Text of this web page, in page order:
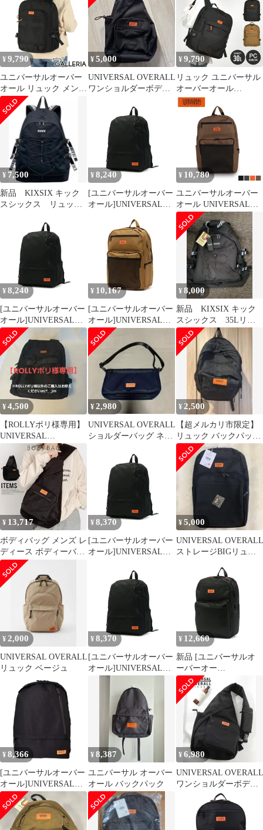
224 GREEN FR
ディース ブラック/グレ
ー/カーキ/ベージュ OS
VVUVO-003
¥ 9,790
ユニバーサルオーバー
オール リュック メンズ
レディース 大容量 通学
UNIVERSAL OVERALL
通勤 軽量 軽い 大きめ
A4 B4 PC カジュアル
アウトドア バックパッ
ク 30L 13.3inch TAPE
RUCKSACK UVO-206
¥5,000
UNIVERSAL OVERALL
ワンショルダーボディ
¥9,790
リュック ユニバーサル
オーバーオール
UNIVERSAL OVERALL
UVO-206 メンズ レディ
ース リュックサック
30L 大容量 B4 A4 バッ
クパック デイパック お
しゃれ シンプル ブラッ
ク 黒
¥ 7,500
新品 KIXSIX キック
スシックス リュック
¥ 8,240
[ユニバーサルオーバー
オール]UNIVERSAL
リュック リュック 15L
VVUVO-003A Black
¥ 10,780
ユニバーサルオーバー
オール UNIVERSAL
OVERALL リュック バ
ッグ バックパック メン
ズ レディース 30L
STORAGE BIG
BACKPACK UVO-092A
¥ 8,240
[ユニバーサルオーバー
オール]UNIVERSAL
OVERALL 11ポケット
リュック リュック 15L
VVUVO-003A Black
¥ 10,167
[ユニバーサルオーバー
オール]UNIVERSAL
OVERALL Storage BIG
リュック UVO-092 Dark
Beige
¥8,000
新品 KIXSIX キック
スシックス 35Lリュ
ック ブラック
¥4,500
【ROLLYポリ様専用】
UNIVERSAL
OVERALL
¥2,980
UNIVERSAL OVERALL
ショルダーバッグ ネイ
¥ 2,500
【超メルカリ市限定】
リュック バックパック
ブラック 通勤 通学
¥ 13,717
ボディバッグ メンズ レ
ディース ボディーバッ
ク ショルダーバッグ ワ
ンショルダーバッグ ボ
ディバック 大きめ 斜め
がけバッグ 大容量 ブラ
¥ 8,370
[ユニバーサルオーバー
オール]UNIVERSAL
リュック リュック 15L
VVUVO-003A Black
¥5,000
UNIVERSAL OVERALL
ストレージBIGリュッ
¥ 2,000
UNIVERSAL OVERALL
リュック ベージュ
¥ 8,370
[ユニバーサルオーバー
オール]UNIVERSAL
OVERALL 11ポケット
リュック リュック 15L
VVUVO-003A Black
¥ 12,660
新品 [ユニバーサルオ
ーバーオー
ル]UNIVERSAL
OVERALL Storage BIG
リュック UVO-092
Black
¥ 8,366
[ユニバーサルオーバー
オール]UNIVERSAL
OVERALL 11ポケット
リュック リュック 15L
VVUVO-003A Black
¥8,387
ユニバーサル オーバー
オール バックパック
¥6,980
UNIVERSAL OVERALL
ワンショルダーボディ
ワラバッグ 黒 試着のみ